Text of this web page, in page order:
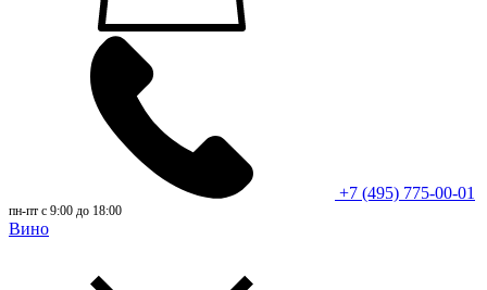
+7 (495) 775-00-01
пн-пт с 9:00 до 18:00
Вино